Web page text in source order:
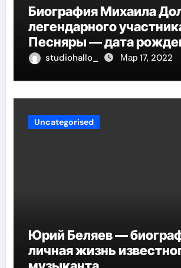
Биография Михаила
легендарного
Песняры — дата
творческий путь и
studiohallo_ Мар 17, 2022
Uncategorised
Юрий Беляев —
личная жизнь